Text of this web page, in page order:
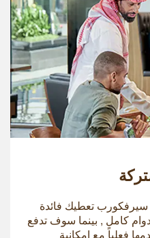
تعطيك فائدة
كامل , بينما سوف تدفع
فعلياً مع إمكانية